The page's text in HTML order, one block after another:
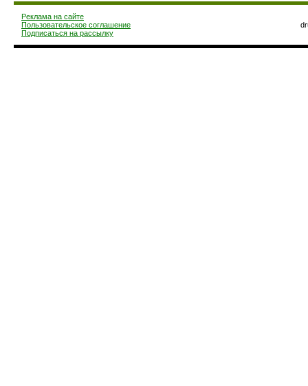
Реклама на сайте
Пользовательское соглашение
Подписаться на рассылку